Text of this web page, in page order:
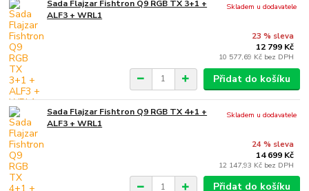
Sada Flajzar Fishtron Q9 RGB TX 3+1 +
ALF3 + WRL1
23 % sleva
12 799 Kč
10 577,69 Kč bez DPH
Skladem u dodavatele
Přidat do košíku
Sada Flajzar Fishtron Q9 RGB TX 4+1 +
ALF3 + WRL1
24 % sleva
14 699 Kč
12 147,93 Kč bez DPH
Skladem u dodavatele
Přidat do košíku